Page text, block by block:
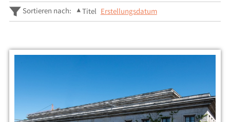
Sortieren nach: Titel Erstellungsdatum